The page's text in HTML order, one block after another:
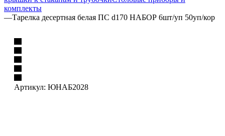
комплекты
—Тарелка десертная белая ПС d170 НАБОР 6шт/уп 50уп/кор
Артикул: ЮНАБ2028